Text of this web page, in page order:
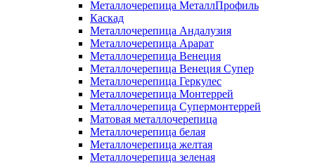
Металлочерепица МеталлПрофиль
Каскад
Металлочерепица Андалузия
Металлочерепица Арарат
Металлочерепица Венеция
Металлочерепица Венеция Супер
Металлочерепица Геркулес
Металлочерепица Монтеррей
Металлочерепица Супермонтеррей
Матовая металлочерепица
Металлочерепица белая
Металлочерепица желтая
Металлочерепица зеленая